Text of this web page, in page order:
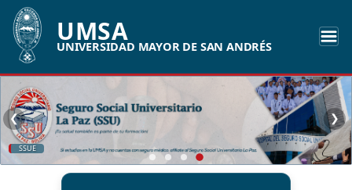
UMSA
UNIVERSIDAD MAYOR DE SAN ANDRÉS
SSUE
❮ ❯